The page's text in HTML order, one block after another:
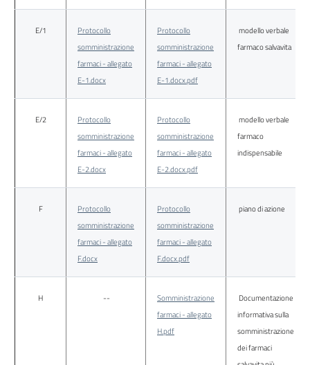
E/1
Protocollo
somministrazione
farmaci - allegato
E-1.docx
Protocollo
somministrazione
farmaci - allegato
E-1.docx.pdf
modello verbale
farmaco salvavita
E/2
Protocollo
somministrazione
farmaci - allegato
E-2.docx
Protocollo
somministrazione
farmaci - allegato
E-2.docx.pdf
modello verbale
farmaco
indispensabile
F
Protocollo
somministrazione
farmaci - allegato
F.docx
Protocollo
somministrazione
farmaci - allegato
F.docx.pdf
piano di azione
H --
Somministrazione
farmaci - allegato
H.pdf
Documentazione
informativa sulla
somministrazione
dei farmaci